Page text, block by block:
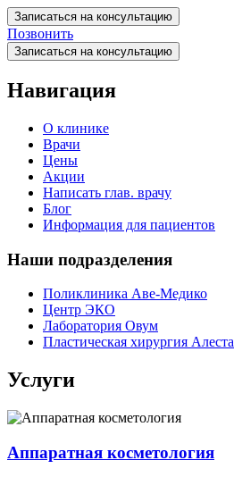
Записаться на консультацию
Позвонить
Записаться на консультацию
Навигация
О клинике
Врачи
Цены
Акции
Написать глав. врачу
Блог
Информация для пациентов
Наши подразделения
Поликлиника Аве-Медико
Центр ЭКО
Лаборатория Овум
Пластическая хирургия Алеста
Услуги
Аппаратная косметология